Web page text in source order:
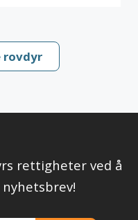
rovdyr
rettigheter ved å